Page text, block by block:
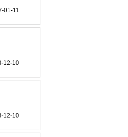
01-11
12-10
12-10